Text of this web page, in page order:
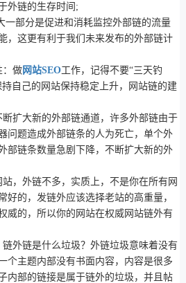
外链的生存时间;
一部分是促进和消耗监控外部链的流量
，这更有利于我们未来发布的外部链计
：做网站SEO工作，记得不要“三天钓
自己的网站保持稳定上升，网站链的建
扩大新的外部链通道，许多外部链由于
问题造成外部链条的人为死亡，单个外
部链条数量急剧下降，不断扩大新的外
，外链不多，实质上，不是你在所有网
好的，发链外应该选择老站的高重量，
威的，所以你的网站在权威网站链外有
外链是什么垃圾？外链垃圾意味着没有
个主题内部没有书面内容，内容是很多
内部的链接是属于链外的垃圾，并且帖